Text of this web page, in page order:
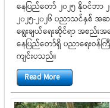
နေပြည်တော် ၂၀၂၅ နိုဝင်ဘာ
၂၀၂၅-၂၀၂၆ ပညာသင်နှစ် အ
ရွေးချယ်ရေးဆိုင်ရာ အစည်း
နေပြည်တော်ရှိ ပညာရေးဝန်က
ကျင်းပသည်။
Read More